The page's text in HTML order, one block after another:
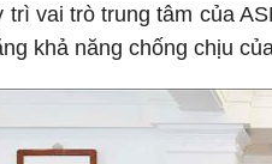
trì vai trò trung tâm của
khả năng chống chịu